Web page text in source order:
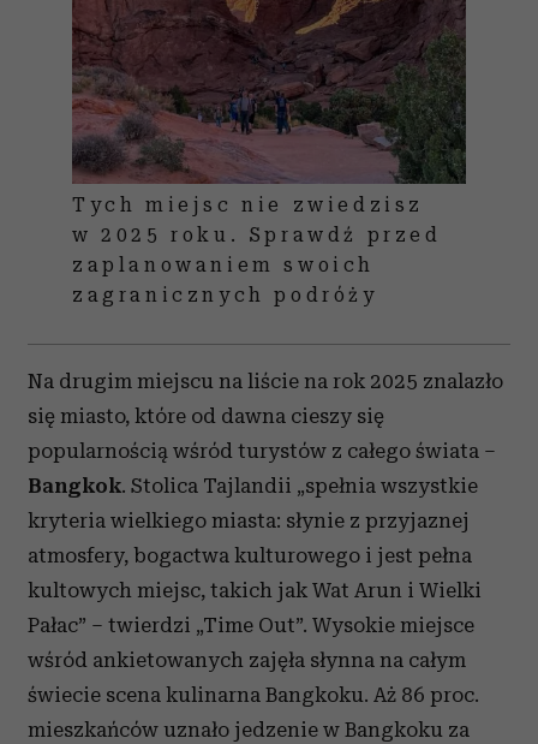
Tych miejsc nie zwiedzisz
w 2025 roku. Sprawdź przed
zaplanowaniem swoich
zagranicznych podróży
Na drugim miejscu na liście na rok 2025 znalazło
się miasto, które od dawna cieszy się
popularnością wśród turystów z całego świata –
Bangkok. Stolica Tajlandii „spełnia wszystkie
kryteria wielkiego miasta: słynie z przyjaznej
atmosfery, bogactwa kulturowego i jest pełna
kultowych miejsc, takich jak Wat Arun i Wielki
Pałac” – twierdzi „Time Out”. Wysokie miejsce
wśród ankietowanych zajęła słynna na całym
świecie scena kulinarna Bangkoku. Aż 86 proc.
mieszkańców uznało jedzenie w Bangkoku za